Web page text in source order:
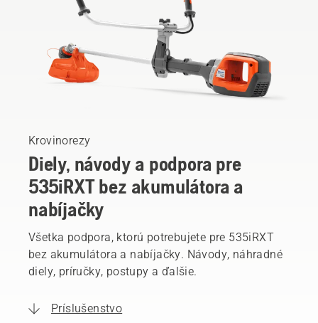
Krovinorezy
Diely, návody a podpora pre
535iRXT bez akumulátora a
nabíjačky
Všetka podpora, ktorú potrebujete pre 535iRXT
bez akumulátora a nabíjačky. Návody, náhradné
diely, príručky, postupy a ďalšie.
Príslušenstvo